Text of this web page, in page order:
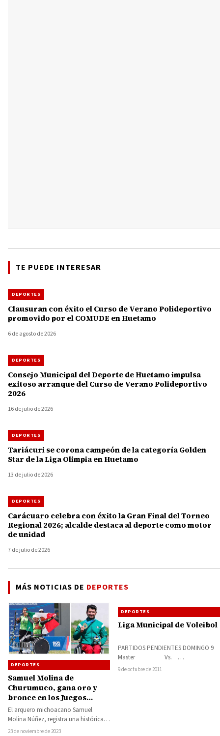
TE PUEDE INTERESAR
DEPORTES
Clausuran con éxito el Curso de Verano Polideportivo
promovido por el COMUDE en Huetamo
6 de agosto de 2026
DEPORTES
Consejo Municipal del Deporte de Huetamo impulsa
exitoso arranque del Curso de Verano Polideportivo
2026
16 de julio de 2026
DEPORTES
Tariácuri se corona campeón de la categoría Golden
Star de la Liga Olimpia en Huetamo
13 de julio de 2026
DEPORTES
Carácuaro celebra con éxito la Gran Final del Torneo
Regional 2026; alcalde destaca al deporte como motor
de unidad
7 de julio de 2026
MÁS NOTICIAS DE DEPORTES
DEPORTES
Samuel Molina de
Churumuco, gana oro y
bronce en los Juegos
Parapanamericanos de
Santiago de Chile 2023
El arquero michoacano Samuel
Molina Núñez, registra una histórica
participación en los Juegos
23 de noviembre de 2023
DEPORTES
Liga Municipal de Voleibol
PARTIDOS PENDIENTES DOMINGO 9
Master Vs.
Tecnológico Master 11:00
9 de octubre de 2011